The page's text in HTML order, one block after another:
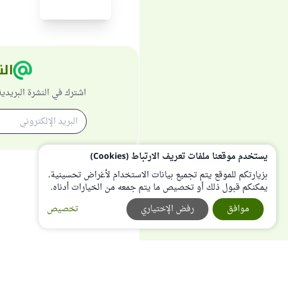
اشترك في النشرة
يستخدم موقعنا ملفات تعريف الارتباط (Cookies)
بزيارتكم للموقع يتم تجميع بيانات الاستخدام لأغراض تحسينية.
يمكنكم قبول ذلك أو تخصيص ما يتم جمعه من الخيارات أدناه.
تخصيص
رفض الإختياري موافق